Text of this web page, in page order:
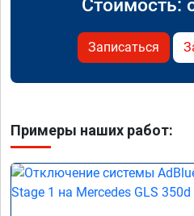
Стоимость:
Записаться
Примеры наших работ: